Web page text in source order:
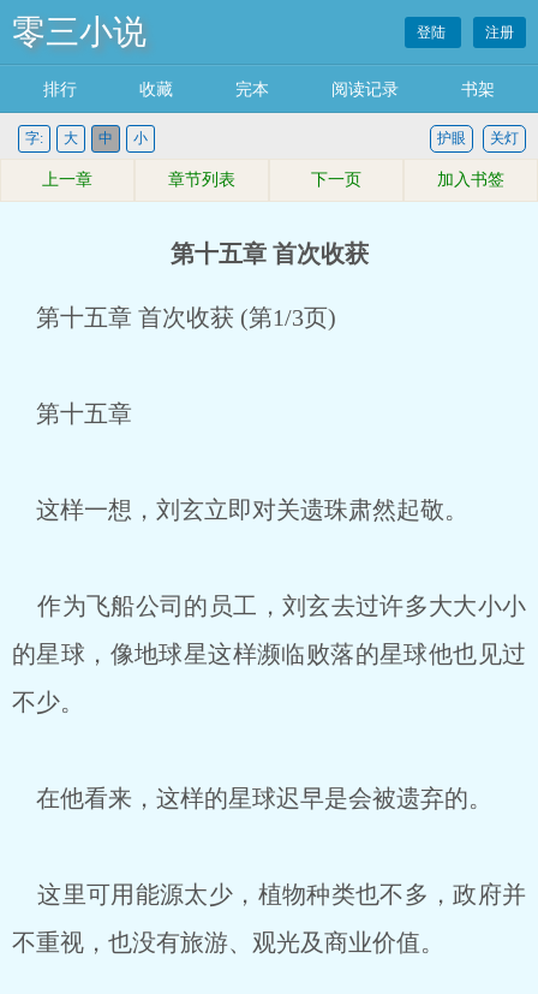
零三小说 登陆 注册
排行 收藏 完本 阅读记录 书架
字: 大 中 小 关灯
护眼
上一章 章节列表 下一页 加入书签
第十五章 首次收获
第十五章 首次收获 (第1/3页)
第十五章
这样一想，刘玄立即对关遗珠肃然起敬。
作为飞船公司的员工，刘玄去过许多大大小小
的星球，像地球星这样濒临败落的星球他也见过
不少。
在他看来，这样的星球迟早是会被遗弃的。
这里可用能源太少，植物种类也不多，政府并
不重视，也没有旅游、观光及商业价值。